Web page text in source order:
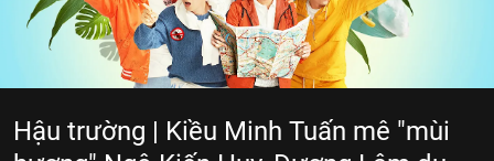
Hậu trường | Kiều Minh Tuấn mê "mùi